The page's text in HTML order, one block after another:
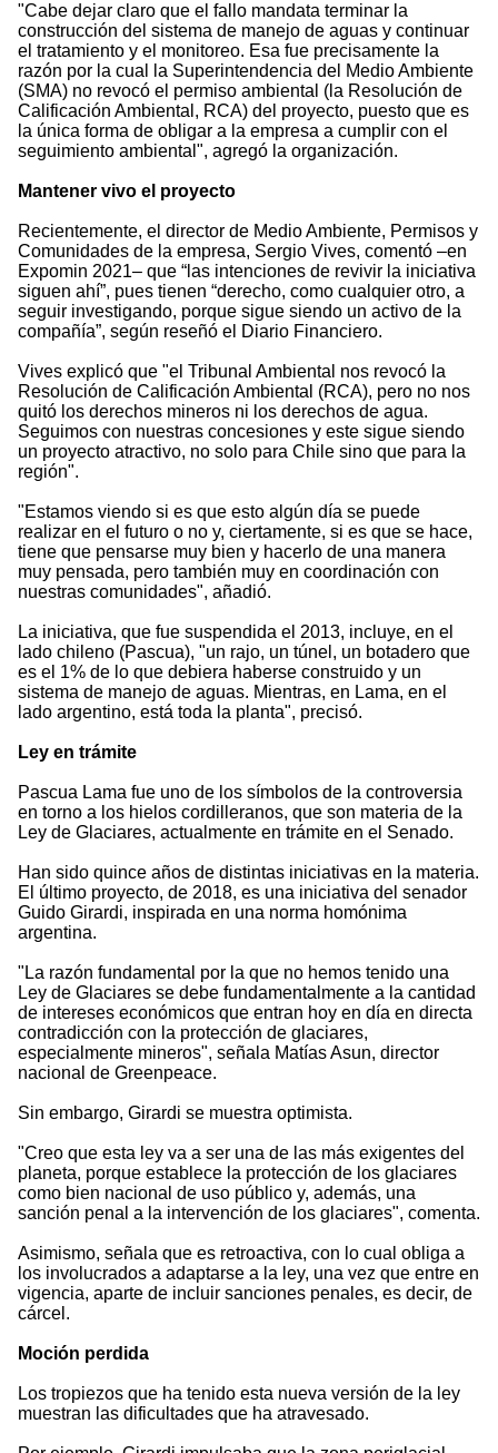
"Cabe dejar claro que el fallo mandata terminar la
construcción del sistema de manejo de aguas y continuar
el tratamiento y el monitoreo. Esa fue precisamente la
razón por la cual la Superintendencia del Medio Ambiente
(SMA) no revocó el permiso ambiental (la Resolución de
Calificación Ambiental, RCA) del proyecto, puesto que es
la única forma de obligar a la empresa a cumplir con el
seguimiento ambiental", agregó la organización.
Mantener vivo el proyecto
Recientemente, el director de Medio Ambiente, Permisos y
Comunidades de la empresa, Sergio Vives, comentó –en
Expomin 2021– que “las intenciones de revivir la iniciativa
siguen ahí”, pues tienen “derecho, como cualquier otro, a
seguir investigando, porque sigue siendo un activo de la
compañía”, según reseñó el Diario Financiero.
Vives explicó que "el Tribunal Ambiental nos revocó la
Resolución de Calificación Ambiental (RCA), pero no nos
quitó los derechos mineros ni los derechos de agua.
Seguimos con nuestras concesiones y este sigue siendo
un proyecto atractivo, no solo para Chile sino que para la
región".
"Estamos viendo si es que esto algún día se puede
realizar en el futuro o no y, ciertamente, si es que se hace,
tiene que pensarse muy bien y hacerlo de una manera
muy pensada, pero también muy en coordinación con
nuestras comunidades", añadió.
La iniciativa, que fue suspendida el 2013, incluye, en el
lado chileno (Pascua), "un rajo, un túnel, un botadero que
es el 1% de lo que debiera haberse construido y un
sistema de manejo de aguas. Mientras, en Lama, en el
lado argentino, está toda la planta", precisó.
Ley en trámite
Pascua Lama fue uno de los símbolos de la controversia
en torno a los hielos cordilleranos, que son materia de la
Ley de Glaciares, actualmente en trámite en el Senado.
Han sido quince años de distintas iniciativas en la materia.
El último proyecto, de 2018, es una iniciativa del senador
Guido Girardi, inspirada en una norma homónima
argentina.
"La razón fundamental por la que no hemos tenido una
Ley de Glaciares se debe fundamentalmente a la cantidad
de intereses económicos que entran hoy en día en directa
contradicción con la protección de glaciares,
especialmente mineros", señala Matías Asun, director
nacional de Greenpeace.
Sin embargo, Girardi se muestra optimista.
"Creo que esta ley va a ser una de las más exigentes del
planeta, porque establece la protección de los glaciares
como bien nacional de uso público y, además, una
sanción penal a la intervención de los glaciares", comenta.
Asimismo, señala que es retroactiva, con lo cual obliga a
los involucrados a adaptarse a la ley, una vez que entre en
vigencia, aparte de incluir sanciones penales, es decir, de
cárcel.
Moción perdida
Los tropiezos que ha tenido esta nueva versión de la ley
muestran las dificultades que ha atravesado.